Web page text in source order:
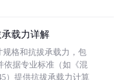
载力详解
规格和抗拔承载力，包
依据专业标准（如《混
）提供抗拔承载力计算